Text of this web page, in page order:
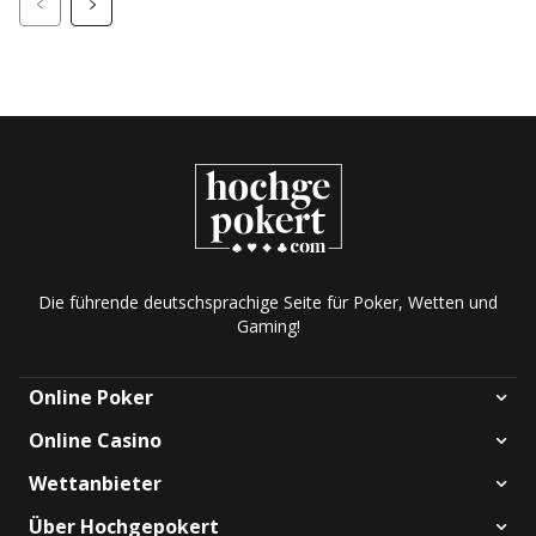
Die führende deutschsprachige Seite für Poker, Wetten und
Gaming!
Online Poker
Online Casino
Wettanbieter
Über Hochgepokert